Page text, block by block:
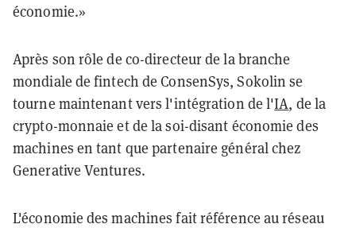
économie.»
Après son rôle de co-directeur de la branche
mondiale de fintech de ConsenSys, Sokolin se
tourne maintenant vers l'intégration de l'IA, de la
crypto-monnaie et de la soi-disant économie des
machines en tant que partenaire général chez
Generative Ventures.
L'économie des machines fait référence au réseau